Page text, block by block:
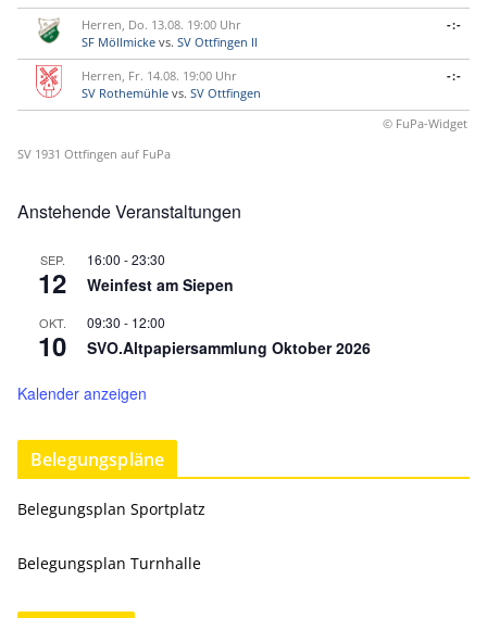
Herren, Do. 13.08. 19:00 Uhr
SF Möllmicke vs. SV Ottfingen II
-:-
Herren, Fr. 14.08. 19:00 Uhr
SV Rothemühle vs. SV Ottfingen
-:-
© FuPa-Widget
SV 1931 Ottfingen auf FuPa
Anstehende Veranstaltungen
SEP.
12
16:00 -23:30
Weinfest am Siepen
OKT.
10
09:30 - 12:00
SVO.Altpapiersammlung Oktober 2026
Kalender anzeigen
Belegungspläne
Belegungsplan Sportplatz
Belegungsplan Turnhalle